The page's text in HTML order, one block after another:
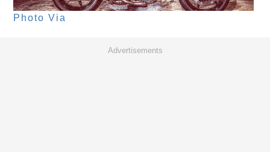
Photo Via
Advertisements